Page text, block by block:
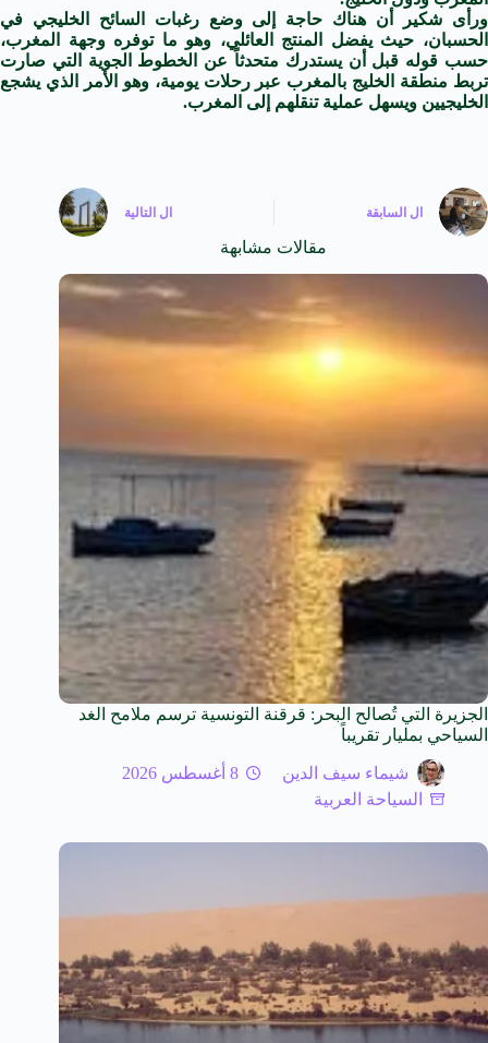
ورأى شكير أن هناك حاجة إلى وضع رغبات السائح الخليجي في
الحسبان، حيث يفضل المنتج العائلي، وهو ما توفره وجهة المغرب،
حسب قوله قبل أن يستدرك متحدثاً عن الخطوط الجوية التي صارت
تربط منطقة الخليج بالمغرب عبر رحلات يومية، وهو الأمر الذي يشجع
الخليجيين ويسهل عملية تنقلهم إلى المغرب.
ال السابقة ال التالية
مقالات مشابهة
الجزيرة التي تُصالح البحر: قرقنة التونسية ترسم ملامح الغد
السياحي بمليار تقريباً
شيماء سيف الدين
8 أغسطس 2026
السياحة العربية